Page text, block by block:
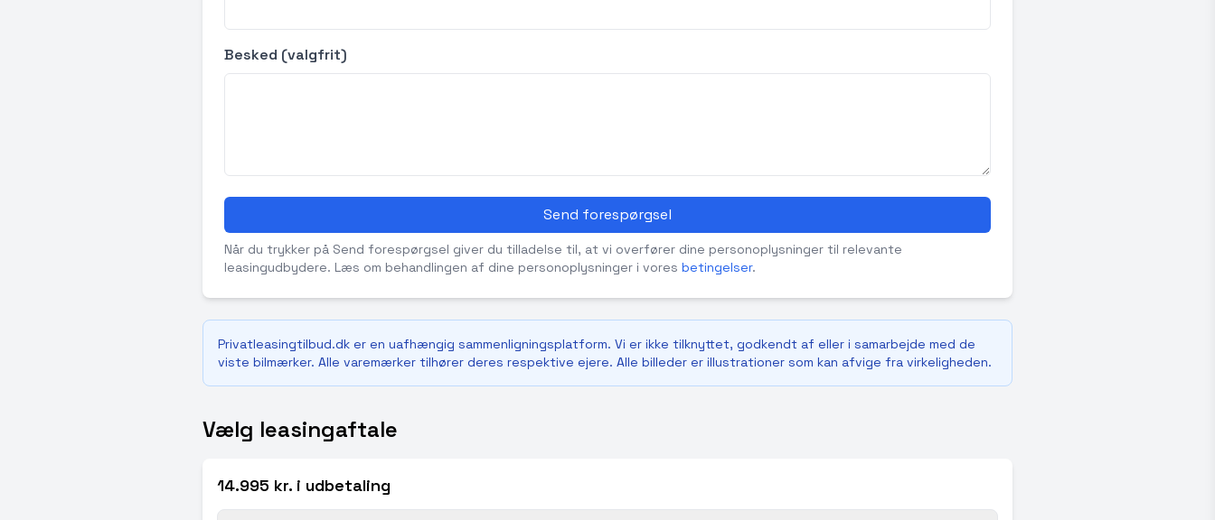
Besked (valgfrit)
Send forespørgsel
Når du trykker på Send forespørgsel giver du tilladelse til, at vi overfører dine personoplysninger til relevante
leasingudbydere. Læs om behandlingen af dine personoplysninger i vores betingelser.
Privatleasingtilbud.dk er en uafhængig sammenligningsplatform. Vi er ikke tilknyttet, godkendt af eller i samarbejde med de
viste bilmærker. Alle varemærker tilhører deres respektive ejere. Alle billeder er illustrationer som kan afvige fra virkeligheden.
Vælg leasingaftale
14.995 kr. i udbetaling